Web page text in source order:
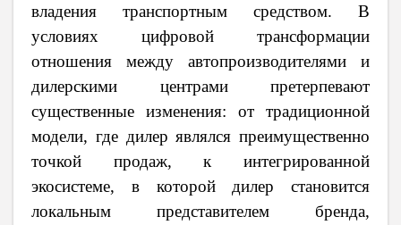
владения транспортным средством. В
условиях цифровой трансформации
отношения между автопроизводителями и
дилерскими центрами претерпевают
существенные изменения: от традиционной
модели, где дилер являлся преимущественно
точкой продаж, к интегрированной
экосистеме, в которой дилер становится
локальным представителем бренда,